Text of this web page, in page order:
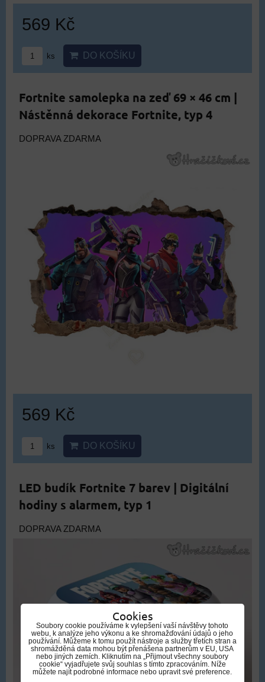
569 Kč
ks DO KOŠÍKU
Fortnite samolepka na zeď 69 × 46 cm |
Nástěnná dekorace Fortnite, typ 4
DOPRAVA ZDARMA
569 Kč
ks DO KOŠÍKU
LED budík Fortnite 7 barev | Digitální
hodiny s alarmem, typ 1
DOPRAVA ZDARMA
Cookies
Soubory cookie používáme k vylepšení vaší návštěvy tohoto
webu, k analýze jeho výkonu a ke shromažďování údajů o jeho
používání. Můžeme k tomu použít nástroje a služby třetích stran a
shromážděná data mohou být přenášena partnerům v EU, USA
nebo jiných zemích. Kliknutím na „Přijmout všechny soubory
cookie“ vyjadřujete svůj souhlas s tímto zpracováním. Níže
můžete najít podrobné informace nebo upravit své preference.